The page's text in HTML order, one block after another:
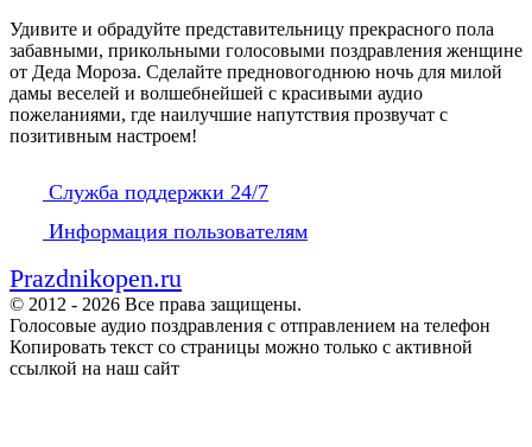
Удивите и обрадуйте представительницу прекрасного пола
забавными, прикольными голосовыми поздравления женщине
от Деда Мороза. Сделайте предновогоднюю ночь для милой
дамы веселей и волшебнейшей с красивыми аудио
пожеланиями, где наилучшие напутствия прозвучат с
позитивным настроем!
Служба поддержки 24/7
Информация пользователям
Prazdnikopen.ru
© 2012 - 2026 Все права защищены.
Голосовые аудио поздравления с отправлением на телефон
Копировать текст со страницы можно только с активной
ссылкой на наш сайт